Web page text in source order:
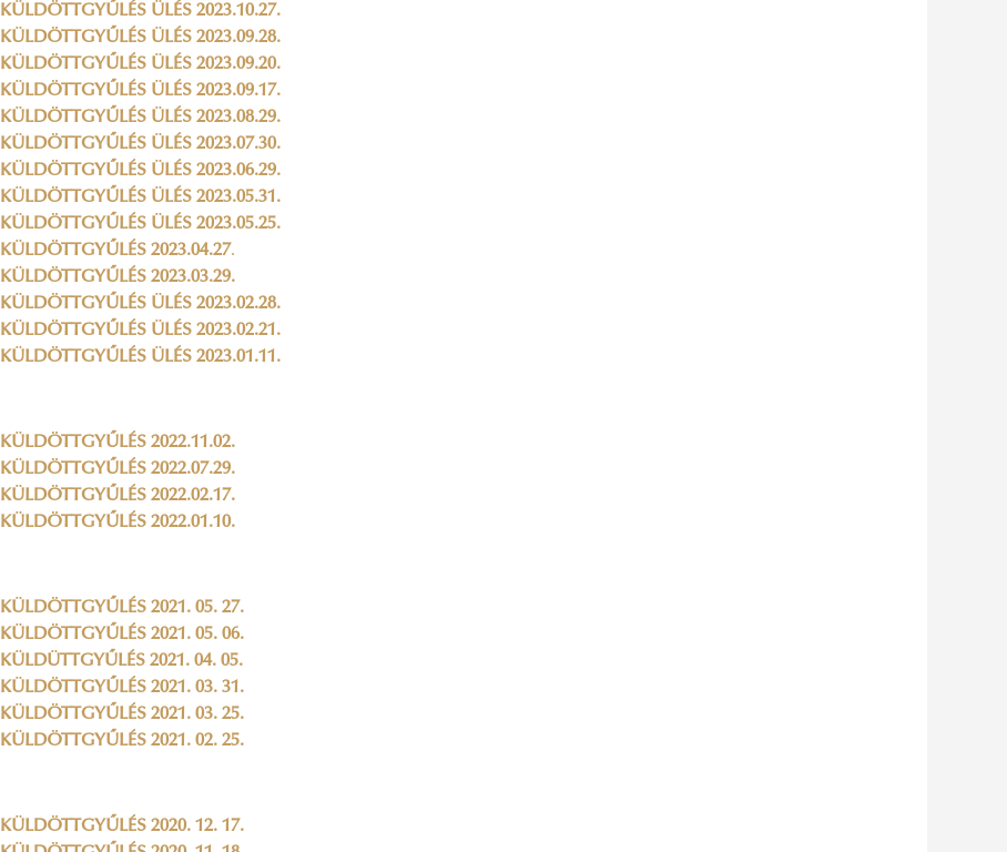
KÜLDÖTTGYŰLÉS ÜLÉS 2023.10.27.
KÜLDÖTTGYŰLÉS ÜLÉS 2023.09.28.
KÜLDÖTTGYŰLÉS ÜLÉS 2023.09.20.
KÜLDÖTTGYŰLÉS ÜLÉS 2023.09.17.
KÜLDÖTTGYŰLÉS ÜLÉS 2023.08.29.
KÜLDÖTTGYŰLÉS ÜLÉS 2023.07.30.
KÜLDÖTTGYŰLÉS ÜLÉS 2023.06.29.
KÜLDÖTTGYŰLÉS ÜLÉS 2023.05.31.
KÜLDÖTTGYŰLÉS ÜLÉS 2023.05.25.
KÜLDÖTTGYŰLÉS 2023.04.27.
KÜLDÖTTGYŰLÉS 2023.03.29.
KÜLDÖTTGYŰLÉS ÜLÉS 2023.02.28.
KÜLDÖTTGYŰLÉS ÜLÉS 2023.02.21.
KÜLDÖTTGYŰLÉS ÜLÉS 2023.01.11.
KÜLDÖTTGYŰLÉS 2022.11.02.
KÜLDÖTTGYŰLÉS 2022.07.29.
KÜLDÖTTGYŰLÉS 2022.02.17.
KÜLDÖTTGYŰLÉS 2022.01.10.
KÜLDÖTTGYŰLÉS 2021. 05. 27.
KÜLDÖTTGYŰLÉS 2021. 05. 06.
KÜLDÜTTGYŰLÉS 2021. 04. 05.
KÜLDÖTTGYŰLÉS 2021. 03. 31.
KÜLDÖTTGYŰLÉS 2021. 03. 25.
KÜLDÖTTGYŰLÉS 2021. 02. 25.
KÜLDÖTTGYŰLÉS 2020. 12. 17.